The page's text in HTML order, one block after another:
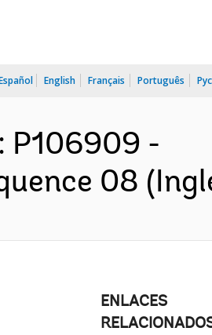
English Français Português
P106909 -
08
ENLACES